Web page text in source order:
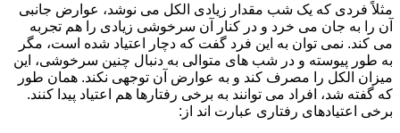
مثلاً فردی که یک شب مقدار زیادی الکل می نوشد، عوارض جانبی
آن را به جان می خرد و در کنار آن سرخوشی زیادی را هم تجربه
می کند. نمی توان به این فرد گفت که دچار اعتیاد شده است، مگر
به طور پیوسته و در شب های متوالی به دنبال چنین سرخوشی، این
میزان الکل را مصرف کند و به عوارض آن توجهی نکند. همان طور
که گفته شد، افراد می توانند به برخی رفتارها هم اعتیاد پیدا کنند.
برخی اعتیادهای رفتاری عبارت اند از: